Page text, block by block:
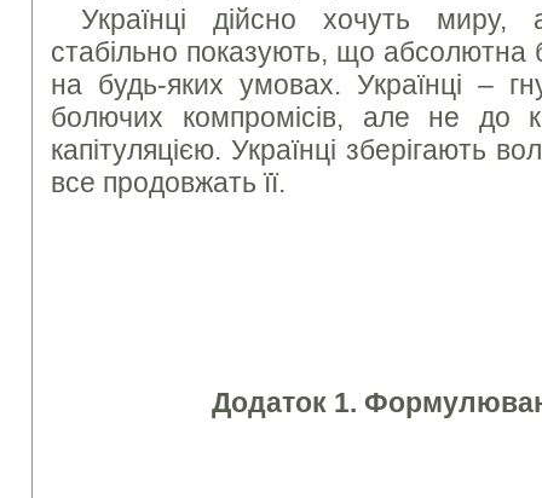
Українці дійсно хочуть миру,
стабільно показують, що абсолютна
на будь-яких умовах. Українці –
болючих компромісів, але не до
капітуляцією. Українці зберігають
все продовжать її.
Додаток 1.